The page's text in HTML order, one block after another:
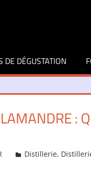
DE DÉGUSTATION
:
Distillerie,